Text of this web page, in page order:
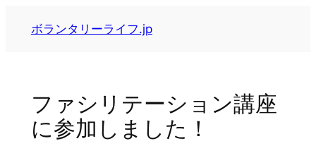
ボランタリーライフ.jp
ファシリテーション講座
に参加しました！